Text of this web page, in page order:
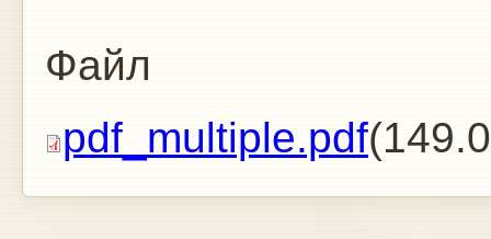
Файл
pdf_multiple.pdf